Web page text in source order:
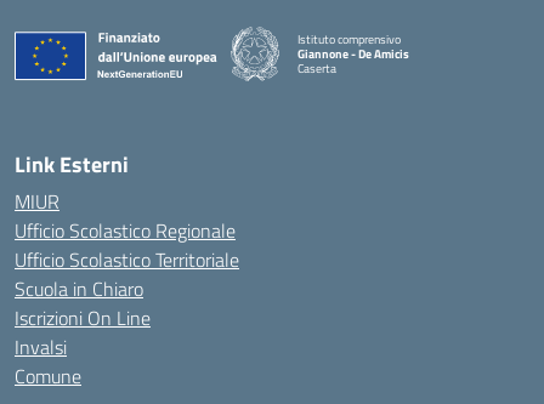
Istituto comprensivo
Giannone - De Amicis
Caserta
Link Esterni
MIUR
Ufficio Scolastico Regionale
Ufficio Scolastico Territoriale
Scuola in Chiaro
Iscrizioni On Line
Invalsi
Comune